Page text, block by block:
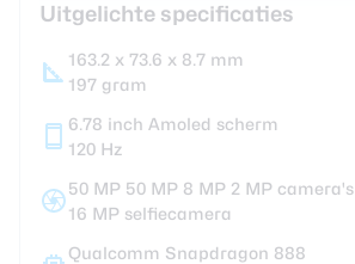
Uitgelichte specificaties
163.2 x 73.6 x 8.7 mm
197 gram
6.78 inch Amoled scherm
120 Hz
50 MP 50 MP 8 MP 2 MP camera's
16 MP selfiecamera
Qualcomm Snapdragon 888
Nieuwsbrief
Over ons